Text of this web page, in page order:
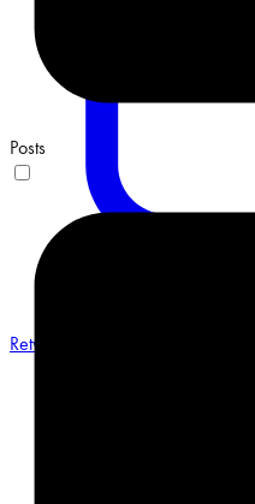
Retweet on Twitter
Posts